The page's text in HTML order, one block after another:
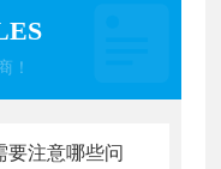
！
要注意哪些问